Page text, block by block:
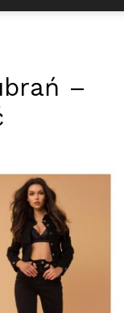
–